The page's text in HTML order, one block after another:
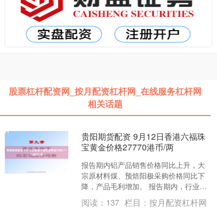
股票杠杆配资网_按月配资杠杆网_在线服务杠杆网
相关话题
贵阳期货配资 9月12日香港六福珠
宝黄金价格27770港币/两
报告期内铝产品销售价格同比上升，大
宗原材料煤、预焙阳极采购价格同比下
降，产品毛利增加。 报告期内，行业内
终端客户高库存仍在缓慢消化中，地缘
政治冲突不断，海外市场....
阅读： 137 栏目：按月配资杠杆网